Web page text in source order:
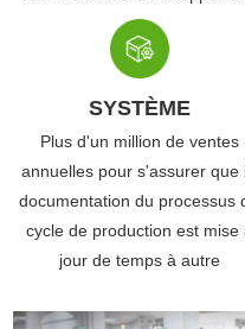
SYSTÈME
Plus d'un million de ventes
annuelles pour s'assurer que
documentation du processus
cycle de production est mise
jour de temps à autre